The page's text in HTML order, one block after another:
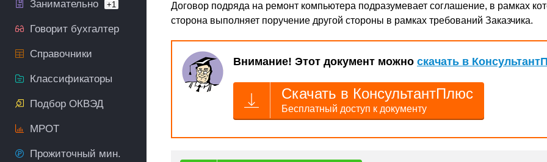
Занимательно +1
Говорит бухгалтер
Справочники
Классификаторы
Подбор ОКВЭД
МРОТ
Прожиточный мин.
Договор подряда на ремонт компьютера подразумевает соглашение, в рамках
сторона выполняет поручение другой стороны в рамках требований Заказчика.
Внимание! Этот документ можно скачать в
Скачать в КонсультантПлюс
Бесплатный доступ к документу